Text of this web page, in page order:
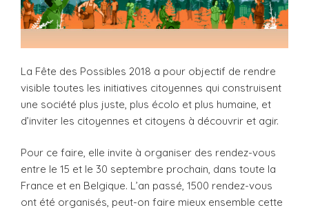
La Fête des Possibles 2018 a pour objectif de rendre
visible toutes les initiatives citoyennes qui construisent
une société plus juste, plus écolo et plus humaine, et
d’inviter les citoyennes et citoyens à découvrir et agir.
Pour ce faire, elle invite à organiser des rendez-vous
entre le 15 et le 30 septembre prochain, dans toute la
France et en Belgique. L’an passé, 1500 rendez-vous
ont été organisés, peut-on faire mieux ensemble cette